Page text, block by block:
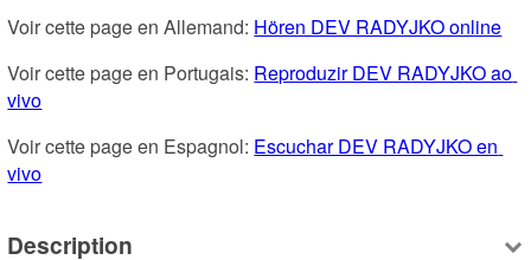
Voir cette page en Allemand: Hören DEV RADYJKO online
Voir cette page en Portugais: Reproduzir DEV RADYJKO ao
vivo
Voir cette page en Espagnol: Escuchar DEV RADYJKO en
vivo
Description